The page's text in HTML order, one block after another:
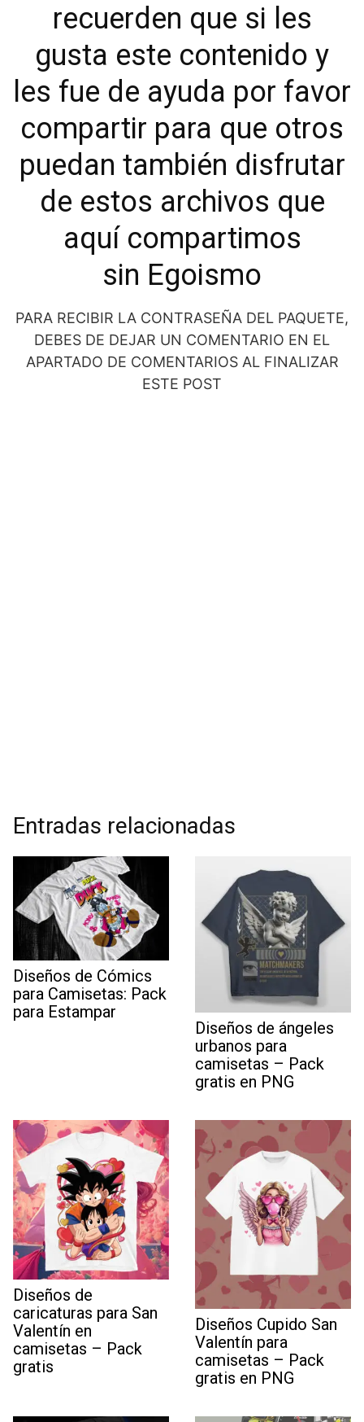
recuerden que si les
gusta este contenido y
les fue de ayuda por favor
compartir para que otros
puedan también disfrutar
de estos archivos que
aquí compartimos
sin Egoismo
PARA RECIBIR LA CONTRASEÑA DEL PAQUETE,
DEBES DE DEJAR UN COMENTARIO EN EL
APARTADO DE COMENTARIOS AL FINALIZAR
ESTE POST
Entradas relacionadas
Diseños de Cómics
para Camisetas: Pack
para Estampar
Diseños de ángeles
urbanos para
camisetas – Pack
gratis en PNG
Diseños de
caricaturas para San
Valentín en
camisetas – Pack
gratis
Diseños Cupido San
Valentín para
camisetas – Pack
gratis en PNG